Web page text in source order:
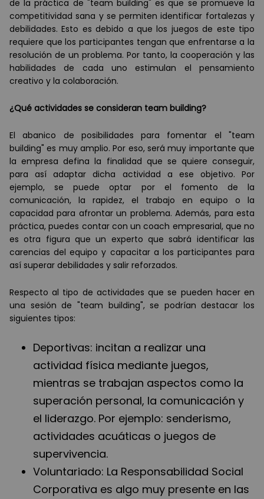
de la práctica de "team building" es que se promueve la
competitividad sana y se permiten identificar fortalezas y
debilidades. Esto es debido a que los juegos de este tipo
requiere que los participantes tengan que enfrentarse a la
resolución de un problema. Por tanto, la cooperación y las
habilidades de cada uno estimulan el pensamiento
creativo y la colaboración.
¿Qué actividades se consideran team building?
El abanico de posibilidades para fomentar el "team
building" es muy amplio. Por eso, será muy importante que
la empresa defina la finalidad que se quiere conseguir,
para así adaptar dicha actividad a ese objetivo. Por
ejemplo, se puede optar por el fomento de la
comunicación, la rapidez, el trabajo en equipo o la
capacidad para afrontar un problema. Además, para esta
práctica, puedes contar con un coach empresarial, que no
es otra figura que un experto que sabrá identificar las
carencias del equipo y capacitar a los participantes para
así superar debilidades y salir reforzados.
Respecto al tipo de actividades que se pueden hacer en
una sesión de "team building", se podrían destacar los
siguientes tipos:
Deportivas: incitan a realizar una
actividad física mediante juegos,
mientras se trabajan aspectos como la
superación personal, la comunicación y
el liderazgo. Por ejemplo: senderismo,
actividades acuáticas o juegos de
supervivencia.
Voluntariado: La Responsabilidad Social
Corporativa es algo muy presente en las